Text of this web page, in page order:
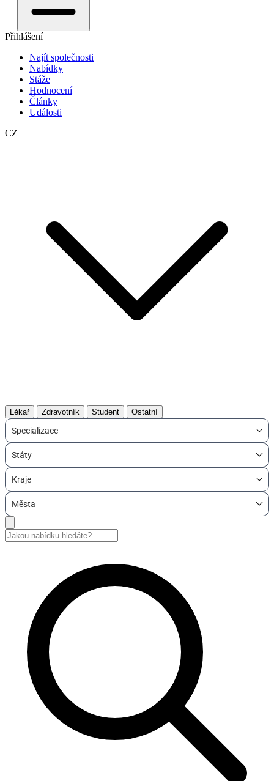
Přihlášení
Najít společnosti
Nabídky
Stáže
Hodnocení
Články
Události
CZ
Lékař Zdravotník Student Ostatní
Specializace
Státy
Kraje
Města